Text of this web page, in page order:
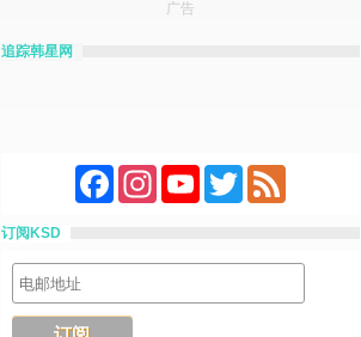
广告
追踪韩星网
FacebookInstagramYouTubeTwitterFeed
订阅KSD